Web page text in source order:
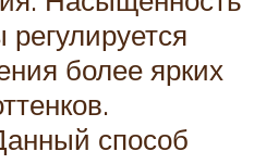
более ярких
способ